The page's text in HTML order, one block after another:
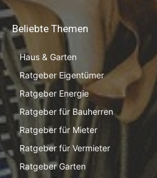
Beliebte Themen
Haus & Garten
Ratgeber Eigentümer
Ratgeber Energie
Ratgeber für Bauherren
Ratgeber für Mieter
Ratgeber für Vermieter
Ratgeber Garten